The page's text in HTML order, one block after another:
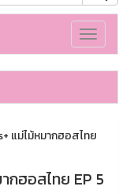
Toggle
แม่ไม้หมากฮอสไทย
กฮอสไทย EP 5